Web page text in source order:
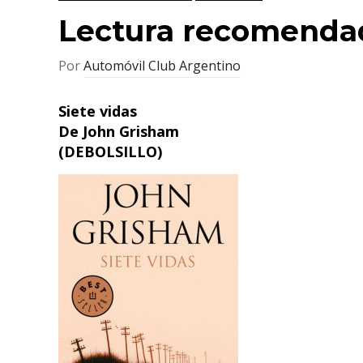
Lectura
PorAutomóvil Club Argentino
Siete vidas
De John Grisham
(DEBOLSILLO)